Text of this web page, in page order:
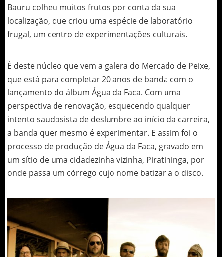
Bauru colheu muitos frutos por conta da sua
localização, que criou uma espécie de laboratório
frugal, um centro de experimentações culturais.
É deste núcleo que vem a galera do Mercado de Peixe,
que está para completar 20 anos de banda com o
lançamento do álbum Água da Faca. Com uma
perspectiva de renovação, esquecendo qualquer
intento saudosista de deslumbre ao início da carreira,
a banda quer mesmo é experimentar. E assim foi o
processo de produção de Água da Faca, gravado em
um sítio de uma cidadezinha vizinha, Piratininga, por
onde passa um córrego cujo nome batizaria o disco.